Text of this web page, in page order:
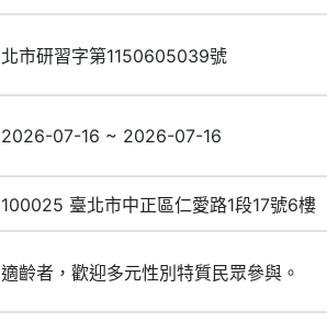
北市研習字第1150605039號
2026-07-16 ~ 2026-07-16
100025 臺北市中正區仁愛路1段17號6樓
適齡者，歡迎多元性別特質民眾參與。